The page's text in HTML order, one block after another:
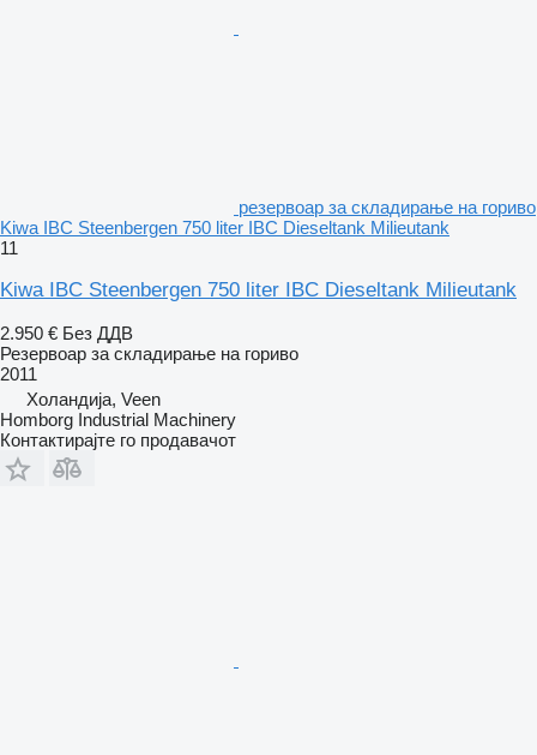
резервоар за складирање на гориво
Kiwa IBC Steenbergen 750 liter IBC Dieseltank Milieutank
11
Kiwa IBC Steenbergen 750 liter IBC Dieseltank Milieutank
2.950 € Без ДДВ
Резервоар за складирање на гориво
2011
Холандија, Veen
Homborg Industrial Machinery
Контактирајте го продавачот